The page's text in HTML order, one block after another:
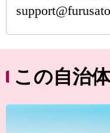
この自治